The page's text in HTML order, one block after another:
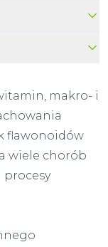
makro- i
flawonoidów
wiele chorób
procesy